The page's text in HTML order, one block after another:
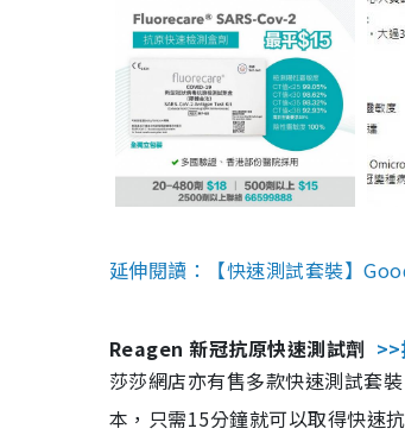
延伸閱讀：【快速測試套裝】
Reagen 新冠抗原快速測試劑
莎莎網店亦有售多款快速測試套
本，只需15分鐘就可以取得快速